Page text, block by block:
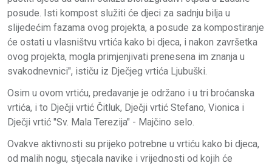
posude. Isti kompost služiti će djeci za sadnju bilja u
slijedećim fazama ovog projekta, a posude za kompostiranje
će ostati u vlasništvu vrtića kako bi djeca, i nakon završetka
ovog projekta, mogla primjenjivati prenesena im znanja u
svakodnevnici", ističu iz Dječjeg vrtića Ljubuški.
Osim u ovom vrtiću, predavanje je održano i u tri broćanska
vrtića, i to Dječji vrtić Čitluk, Dječji vrtić Stefano, Vionica i
Dječji vrtić "Sv. Mala Terezija" - Majčino selo.
Ovakve aktivnosti su prijeko potrebne u vrtiću kako bi djeca,
od malih nogu, stjecala navike i vrijednosti od kojih će